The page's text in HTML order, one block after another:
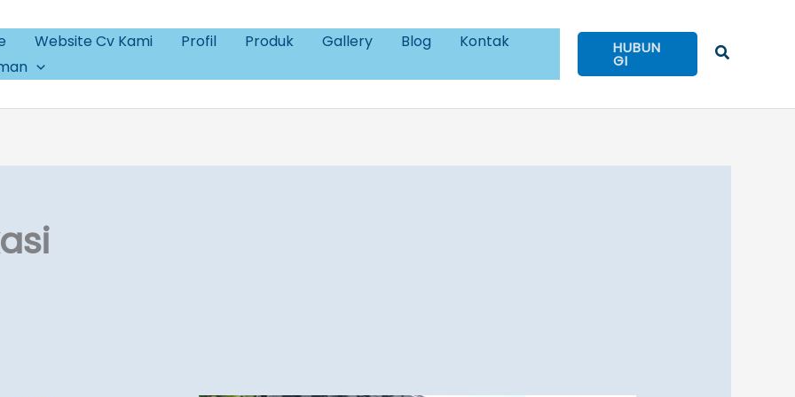
Website Cv Kami Profil Produk Gallery Blog
Kontak
HUBUN
GI Cari